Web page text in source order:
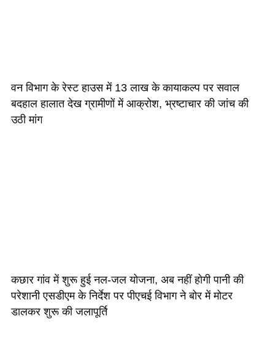
वन विभाग के रेस्ट हाउस में 13 लाख के कायाकल्प पर सवाल
बदहाल हालात देख ग्रामीणों में आक्रोश, भ्रष्टाचार की जांच की
उठी मांग
कछार गांव में शुरू हुई नल-जल योजना, अब नहीं होगी पानी की
परेशानी एसडीएम के निर्देश पर पीएचई विभाग ने बोर में मोटर
डालकर शुरू की जलापूर्ति